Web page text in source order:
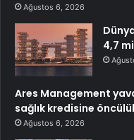
Ağustos 6, 2026
4,7
Ares Management
sağlık kredisine
Ağustos 6, 2026